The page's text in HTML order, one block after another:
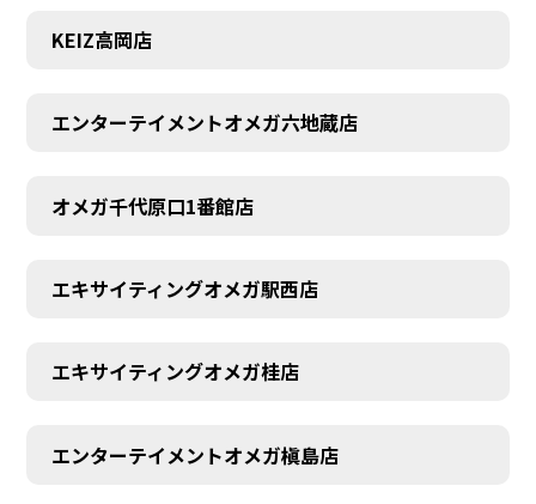
KEIZ高岡店
エンターテイメントオメガ六地蔵店
オメガ千代原口1番館店
エキサイティングオメガ駅西店
エキサイティングオメガ桂店
エンターテイメントオメガ槇島店